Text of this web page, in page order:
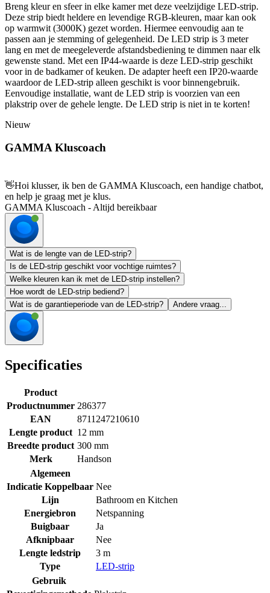
Breng kleur en sfeer in elke kamer met deze veelzijdige LED-strip.
Deze strip biedt heldere en levendige RGB-kleuren, maar kan ook
op warmwit (3000K) gezet worden. Hiermee eenvoudig aan te
passen aan je stemming of gelegenheid. De LED strip is 3 meter
lang en met de meegeleverde afstandsbediening te dimmen naar elk
gewenste stand. Met een IP44-waarde is deze LED-strip geschikt
voor in de badkamer of keuken. De adapter heeft een IP20-waarde
waardoor de LED-strip alleen geschikt is voor binnengebruik.
Eenvoudige installatie, want de LED strip is voorzien van een
plakstrip over de gehele lengte. De LED strip is niet in te korten!
Nieuw
GAMMA Kluscoach
👋Hoi klusser, ik ben de GAMMA Kluscoach, een handige chatbot,
en help je graag met je klus.
GAMMA Kluscoach - Altijd bereikbaar
Wat is de lengte van de LED-strip?
Is de LED-strip geschikt voor vochtige ruimtes?
Welke kleuren kan ik met de LED-strip instellen?
Hoe wordt de LED-strip bediend?
Wat is de garantieperiode van de LED-strip?
Andere vraag...
Specificaties
Product
Productnummer 286377
EAN
8711247210610
Lengte product 12 mm
Breedte product 300 mm
Merk
Handson
Algemeen
Indicatie Koppelbaar Nee
Lijn
Bathroom en Kitchen
Energiebron
Netspanning
Buigbaar
Ja
Afknipbaar
Nee
Lengte ledstrip
3 m
Type
LED-strip
Gebruik